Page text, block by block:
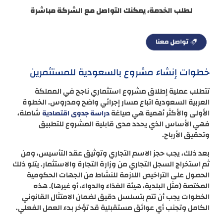
لطلب الخدمة، يمكنك التواصل مع الشركة مباشرة
خطوات إنشاء مشروع بالسعودية للمستثمرين
تتطلب عملية إطلاق مشروع استثماري ناجح في المملكة
العربية السعودية اتباع مسار إجرائي واضح ومدروس. الخطوة
الأولى والأكثر أهمية هي صياغةدراسة جدوى اقتصاديةشاملة،
فهي الأساس الذي يحدد مدى قابلية المشروع للتطبيق
وتحقيق الأرباح.
بعد ذلك، يجب حجز الاسم التجاري وتوثيق عقد التأسيس، ومن
ثم استخراج السجل التجاري من وزارة التجارة والاستثمار. يتلو ذلك
الحصول على التراخيص اللازمة للنشاط من الجهات الحكومية
المختصة (مثل البلدية، هيئة الغذاء والدواء، أو غيرها). هذه
الخطوات يجب أن تتم بتسلسل دقيق لضمان الامتثال القانوني
الكامل وتجنب أي عوائق مستقبلية قد تؤخر بدء العمل الفعلي.